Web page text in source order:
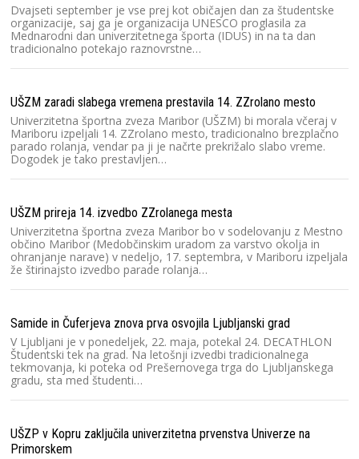
Dvajseti september je vse prej kot običajen dan za študentske
organizacije, saj ga je organizacija UNESCO proglasila za
Mednarodni dan univerzitetnega športa (IDUS) in na ta dan
tradicionalno potekajo raznovrstne…
UŠZM zaradi slabega vremena prestavila 14. ZZrolano mesto
Univerzitetna športna zveza Maribor (UŠZM) bi morala včeraj v
Mariboru izpeljali 14. ZZrolano mesto, tradicionalno brezplačno
parado rolanja, vendar pa ji je načrte prekrižalo slabo vreme.
Dogodek je tako prestavljen…
UŠZM prireja 14. izvedbo ZZrolanega mesta
Univerzitetna športna zveza Maribor bo v sodelovanju z Mestno
občino Maribor (Medobčinskim uradom za varstvo okolja in
ohranjanje narave) v nedeljo, 17. septembra, v Mariboru izpeljala
že štirinajsto izvedbo parade rolanja…
Samide in Čuferjeva znova prva osvojila Ljubljanski grad
V Ljubljani je v ponedeljek, 22. maja, potekal 24. DECATHLON
Študentski tek na grad. Na letošnji izvedbi tradicionalnega
tekmovanja, ki poteka od Prešernovega trga do Ljubljanskega
gradu, sta med študenti…
UŠZP v Kopru zaključila univerzitetna prvenstva Univerze na
Primorskem